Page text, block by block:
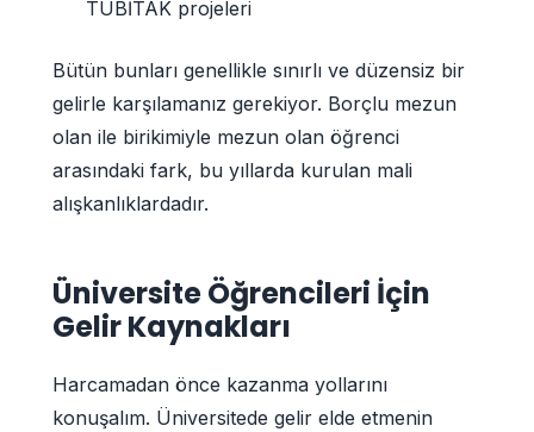
TÜBİTAK projeleri
Bütün bunları genellikle sınırlı ve düzensiz bir
gelirle karşılamanız gerekiyor. Borçlu mezun
olan ile birikimiyle mezun olan öğrenci
arasındaki fark, bu yıllarda kurulan mali
alışkanlıklardadır.
Üniversite Öğrencileri İçin
Gelir Kaynakları
Harcamadan önce kazanma yollarını
konuşalım. Üniversitede gelir elde etmenin